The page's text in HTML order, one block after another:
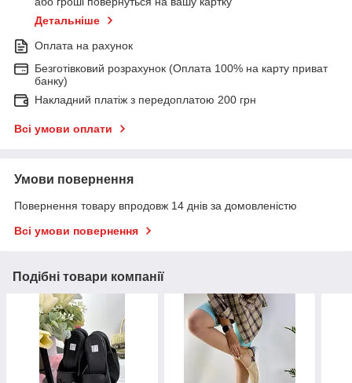
Детальніше
Оплата на рахунок
Безготівковий розрахунок (Оплата 100% на карту приват
банку)
Накладний платіж з передоплатою 200 грн
Всі умови оплати
Умови повернення
Повернення товару впродовж 14 днів за домовленістю
Всі умови повернення
Подібні товари компанії